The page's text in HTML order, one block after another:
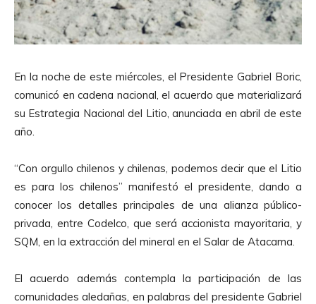
En la noche de este miércoles, el Presidente Gabriel Boric,
comunicó en cadena nacional, el acuerdo que materializará
su Estrategia Nacional del Litio, anunciada en abril de este
año.
“Con orgullo chilenos y chilenas, podemos decir que el Litio
es para los chilenos” manifestó el presidente, dando a
conocer los detalles principales de una alianza público-
privada, entre Codelco, que será accionista mayoritaria, y
SQM, en la extracción del mineral en el Salar de Atacama.
El acuerdo además contempla la participación de las
comunidades aledañas, en palabras del presidente Gabriel